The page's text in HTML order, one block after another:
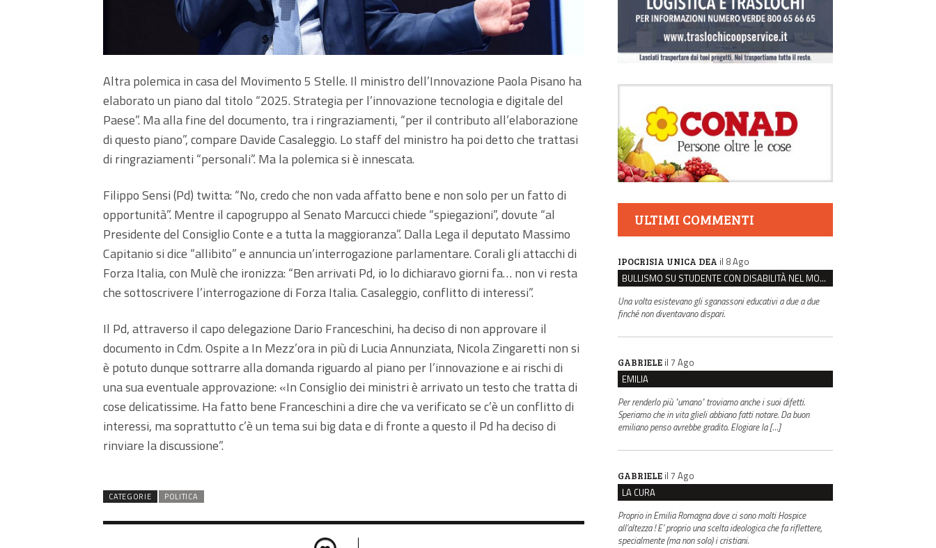
Altra polemica in casa del Movimento 5 Stelle. Il ministro dell’Innovazione Paola Pisano ha
elaborato un piano dal titolo “2025. Strategia per l’innovazione tecnologia e digitale del
Paese”. Ma alla fine del documento, tra i ringraziamenti, “per il contributo all’elaborazione
di questo piano”, compare Davide Casaleggio. Lo staff del ministro ha poi detto che trattasi
di ringraziamenti “personali”. Ma la polemica si è innescata.
Filippo Sensi (Pd) twitta: “No, credo che non vada affatto bene e non solo per un fatto di
opportunità”. Mentre il capogruppo al Senato Marcucci chiede “spiegazioni”, dovute “al
Presidente del Consiglio Conte e a tutta la maggioranza”. Dalla Lega il deputato Massimo
Capitanio si dice “allibito” e annuncia un’interrogazione parlamentare. Corali gli attacchi di
Forza Italia, con Mulè che ironizza: “Ben arrivati Pd, io lo dichiaravo giorni fa… non vi resta
che sottoscrivere l’interrogazione di Forza Italia. Casaleggio, conflitto di interessi”.
Il Pd, attraverso il capo delegazione Dario Franceschini, ha deciso di non approvare il
documento in Cdm. Ospite a In Mezz’ora in più di Lucia Annunziata, Nicola Zingaretti non si
è potuto dunque sottrarre alla domanda riguardo al piano per l’innovazione e ai rischi di
una sua eventuale approvazione: «In Consiglio dei ministri è arrivato un testo che tratta di
cose delicatissime. Ha fatto bene Franceschini a dire che va verificato se c’è un conflitto di
interessi, ma soprattutto c’è un tema sui big data e di fronte a questo il Pd ha deciso di
rinviare la discussione”.
CATEGORIE POLITICA
ULTIMI COMMENTI
IPOCRISIA UNICA DEA il 8 Ago
BULLISMO SU STUDENTE CON DISABILITÀ NEL MODENESE, INDAGATI DUE RAGAZZI DI 16 ANNI
Una volta esistevano gli sganassoni educativi a due a due
finché non diventavano dispari.
GABRIELE il 7 Ago
EMILIA
Per renderlo più "umano" troviamo anche i suoi difetti.
Speriamo che in vita glieli abbiano fatti notare. Da buon
emiliano penso avrebbe gradito. Elogiare la […]
GABRIELE il 7 Ago
LA CURA
Proprio in Emilia Romagna dove ci sono molti Hospice
all’altezza ! E’ proprio una scelta ideologica che fa riflettere,
specialmente (ma non solo) i cristiani.